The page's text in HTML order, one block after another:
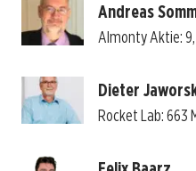
Andreas
Almonty Aktie:
Dieter
Rocket Lab: 663